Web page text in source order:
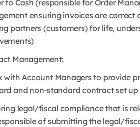
to Cash (responsible for Order
ensuring invoices are
partners (customers) for life,
Management:
with Account Managers to provide
and non-standard contract set
legal/fiscal compliance that is
of submitting the legal/